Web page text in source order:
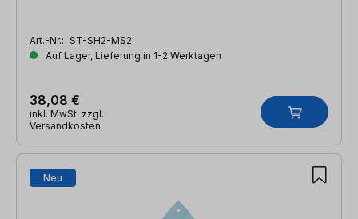
Art.-Nr.: ST-SH2-MS2
Auf Lager, Lieferung in 1-2 Werktagen
38,08 €
inkl. MwSt. zzgl.
Versandkosten
Neu